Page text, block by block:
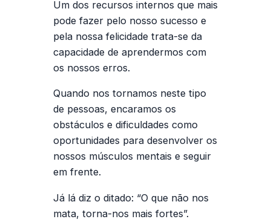
Um dos recursos internos que mais
pode fazer pelo nosso sucesso e
pela nossa felicidade trata-se da
capacidade de aprendermos com
os nossos erros.
Quando nos tornamos neste tipo
de pessoas, encaramos os
obstáculos e dificuldades como
oportunidades para desenvolver os
nossos músculos mentais e seguir
em frente.
Já lá diz o ditado: “O que não nos
mata, torna-nos mais fortes”.